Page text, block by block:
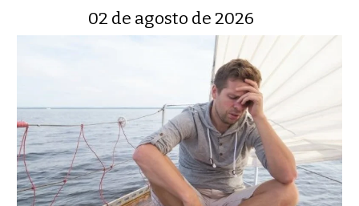
02 de agosto de 2026